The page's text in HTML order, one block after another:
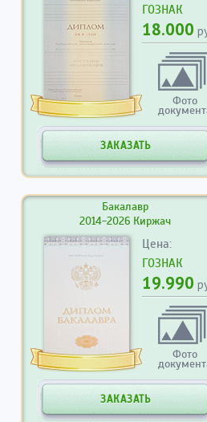
ГОЗНАК
18.000
Фото
ЗАКАЗАТЬ
Бакалавр
2014-2026 Киржач
Цена:
ГОЗНАК
19.990
Фото
ЗАКАЗАТЬ